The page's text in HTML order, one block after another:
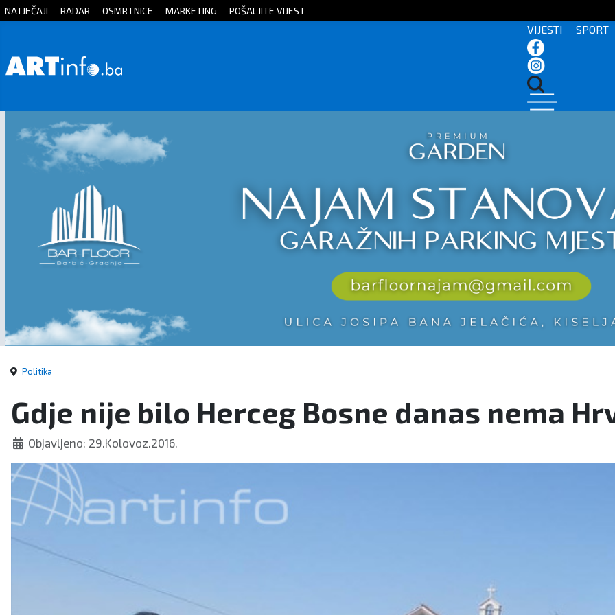
Početna
Sport
Kultura
Crna
kronika
Politika
NATJEČAJI RADAR OSMRTNICE MARKETING POŠALJITE VIJEST
VIJESTI SPORT
Politika
Gdje nije bilo Herceg Bosne danas nema
Objavljeno: 29.Kolovoz.2016.